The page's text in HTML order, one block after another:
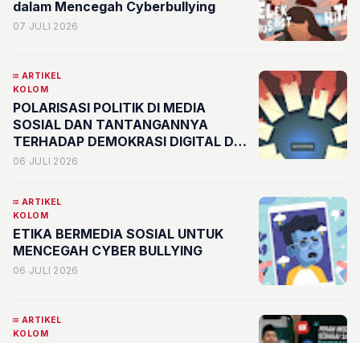
dalam Mencegah Cyberbullying
07 JULI 2026
ARTIKEL
KOLOM
POLARISASI POLITIK DI MEDIA
SOSIAL DAN TANTANGANNYA
TERHADAP DEMOKRASI DIGITAL DI
INDONESIA
06 JULI 2026
ARTIKEL
KOLOM
ETIKA BERMEDIA SOSIAL UNTUK
MENCEGAH CYBER BULLYING
06 JULI 2026
ARTIKEL
KOLOM